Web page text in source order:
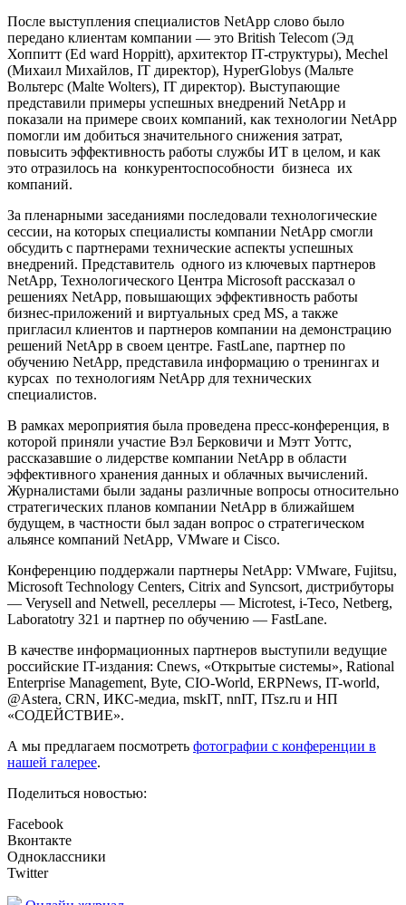
После выступления специалистов NetApp слово было
передано клиентам компании — это British Telecom (Эд
Хоппитт (Ed ward Hoppitt), архитектор IT-структуры), Mechel
(Михаил Михайлов, IT директор), HyperGlobys (Мальте
Вольтерс (Malte Wolters), IT директор). Выступающие
представили примеры успешных внедрений NetApp и
показали на примере своих компаний, как технологии NetApp
помогли им добиться значительного снижения затрат,
повысить эффективность работы службы ИТ в целом, и как
это отразилось на конкурентоспособности бизнеса их
компаний.
За пленарными заседаниями последовали технологические
сессии, на которых специалисты компании NetApp смогли
обсудить с партнерами технические аспекты успешных
внедрений. Представитель одного из ключевых партнеров
NetApp, Технологического Центра Microsoft рассказал о
решениях NetApp, повышающих эффективность работы
бизнес-приложений и виртуальных сред MS, а также
пригласил клиентов и партнеров компании на демонстрацию
решений NetApp в своем центре. FastLane, партнер по
обучению NetApp, представила информацию о тренингах и
курсах по технологиям NetApp для технических
специалистов.
В рамках мероприятия была проведена пресс-конференция, в
которой приняли участие Вэл Берковичи и Мэтт Уоттс,
рассказавшие о лидерстве компании NetApp в области
эффективного хранения данных и облачных вычислений.
Журналистами были заданы различные вопросы относительно
стратегических планов компании NetApp в ближайшем
будущем, в частности был задан вопрос о стратегическом
альянсе компаний NetApp, VMware и Cisco.
Конференцию поддержали партнеры NetApp: VMware, Fujitsu,
Microsoft Technology Centers, Citrix and Syncsort, дистрибуторы
— Verysell and Netwell, реселлеры — Microtest, i-Teco, Netberg,
Laboratotry 321 и партнер по обучению — FastLane.
В качестве информационных партнеров выступили ведущие
российские IT-издания: Cnews, «Открытые системы», Rational
Enterprise Management, Byte, CIO-World, ERPNews, IT-world,
@Astera, CRN, ИКС-медиа, mskIT, nnIT, ITsz.ru и НП
«СОДЕЙСТВИЕ».
А мы предлагаем посмотреть фотографии с конференции в
нашей галерее.
Поделиться новостью:
Facebook
Вконтакте
Одноклассники
Twitter